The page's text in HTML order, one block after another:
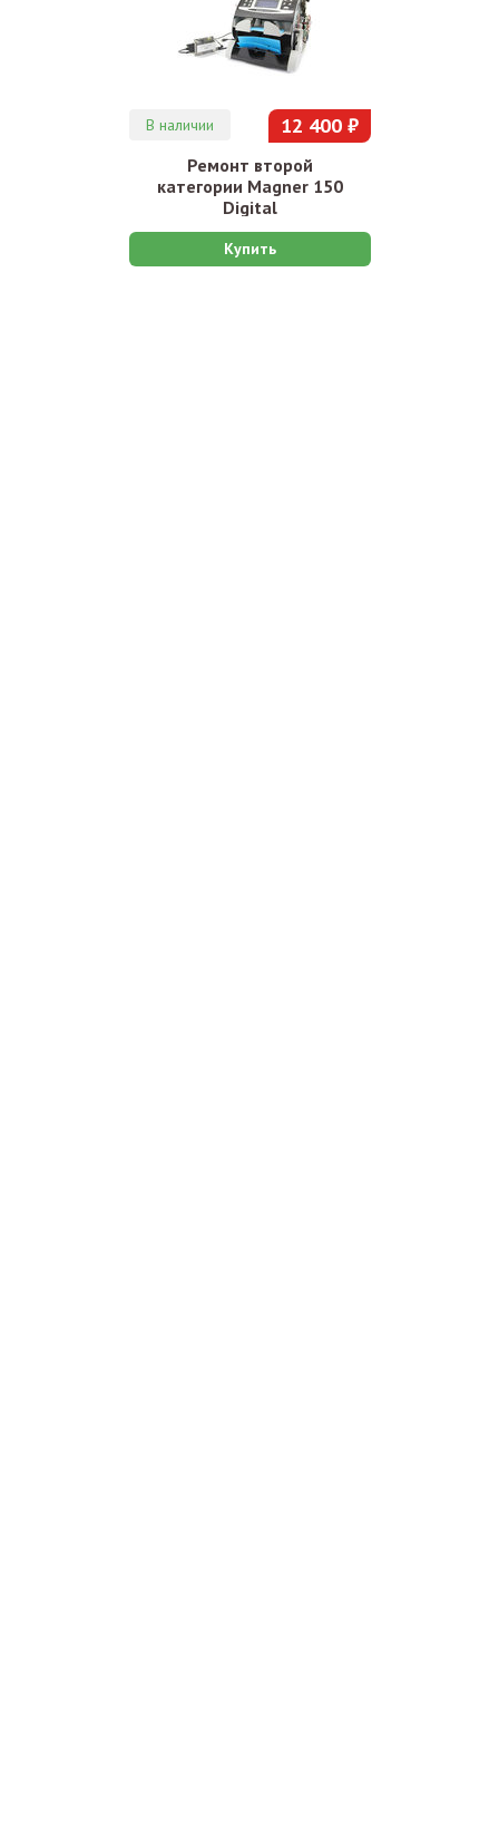
В наличии 12 400 ₽
Ремонт второй
категории Magner 150
Digital
Купить